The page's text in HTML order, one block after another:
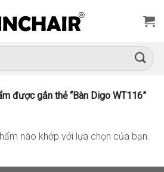
được gắn thẻ “Bàn Digo WT116”
nào khớp với lựa chọn của bạn.